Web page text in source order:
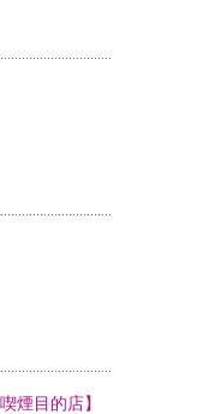
煙目的店】